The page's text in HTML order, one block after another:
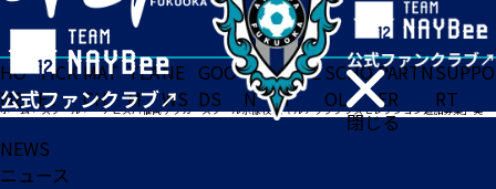
閉じる
HO
ME
TICK
ET
MAT
CH
TEA
M
NE
WS
GOO
DS
FA
N
ACADE
MY
SCHO
OL
PARTN
ER
SUPPO
RT
ホーム>スクール>「アビスパ福岡サッカースクール宗像校 スキルアップクラスセレクション追加募集」実施のお知らせ
NEWS
ニュース